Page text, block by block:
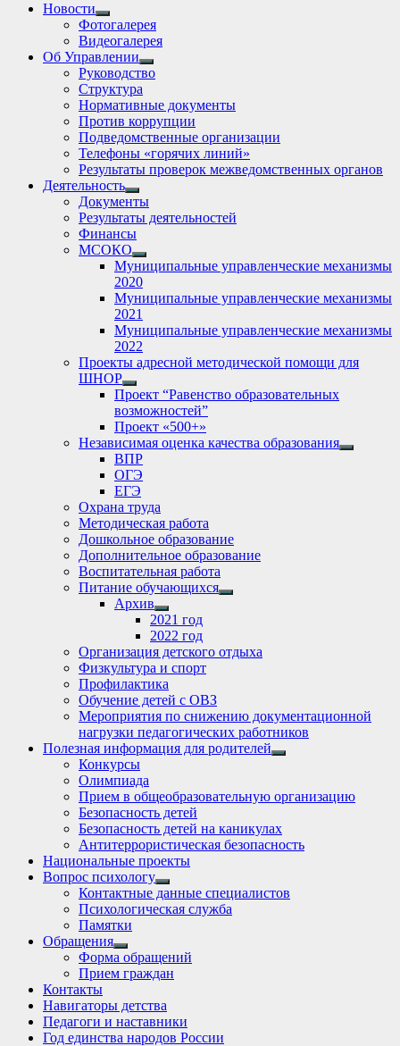
Новости
Show
sub
menu
Фотогалерея
Видеогалерея
Об Управлении
Show
sub
Руководство
Структура
Нормативные документы
Против коррупции
Подведомственные организации
Телефоны «горячих линий»
Результаты проверок межведомственных органов
Деятельность
Show
sub
menu
Документы
Результаты деятельностей
Финансы
МСОКО
Show
sub
menu
Муниципальные управленческие механизмы
2020
Муниципальные управленческие механизмы
2021
Муниципальные управленческие механизмы
2022
Проекты адресной методической помощи для
ШНОР
Show
sub
menu
Проект “Равенство образовательных
возможностей”
Проект «500+»
Независимая оценка качества образования
Show
ВПР
ОГЭ
ЕГЭ
Охрана труда
Методическая работа
Дошкольное образование
Дополнительное образование
Воспитательная работа
Питание обучающихся
Show
Архив
Show
sub
menu
2021 год
2022 год
Организация детского отдыха
Физкультура и спорт
Профилактика
Обучение детей с ОВЗ
Мероприятия по снижению документационной
нагрузки педагогических работников
Полезная информация для родителей
Show
Конкурсы
Олимпиада
Прием в общеобразовательную организацию
Безопасность детей
Безопасность детей на каникулах
Антитеррористическая безопасность
Национальные проекты
Вопрос психологу
Show
sub
menu
Контактные данные специалистов
Психологическая служба
Памятки
Обращения
Show
sub
menu
Форма обращений
Прием граждан
Контакты
Навигаторы детства
Педагоги и наставники
Год единства народов России